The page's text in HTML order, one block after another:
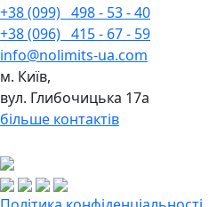
+38 (099) 498 - 53 - 40
+38 (096) 415 - 67 - 59
info@nolimits-ua.com
м. Київ,
вул. Глибочицька 17а
більше контактів